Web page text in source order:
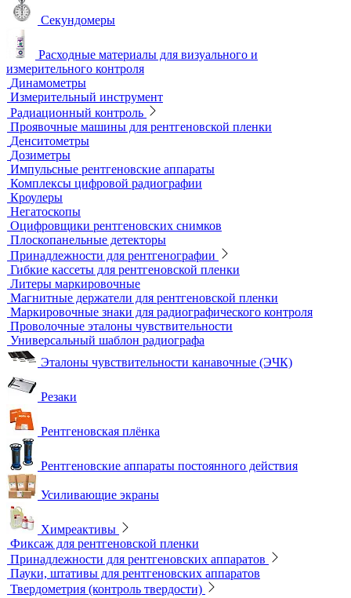
Принадлежности для визуального и измерительного
контроля
Рулетки измерительные
Секундомеры
Расходные материалы для визуального и
измерительного контроля
Динамометры
Измерительный инструмент
Радиационный контроль
Проявочные машины для рентгеновской пленки
Денситометры
Дозиметры
Импульсные рентгеновские аппараты
Комплексы цифровой радиографии
Кроулеры
Негатоскопы
Оцифровщики рентгеновских снимков
Плоскопанельные детекторы
Принадлежности для рентгенографии
Гибкие кассеты для рентгеновской пленки
Литеры маркировочные
Магнитные держатели для рентгеновской пленки
Маркировочные знаки для радиографического контроля
Проволочные эталоны чувствительности
Универсальный шаблон радиографа
Эталоны чувствительности канавочные (ЭЧК)
Резаки
Рентгеновские аппараты постоянного действия
Усиливающие экраны